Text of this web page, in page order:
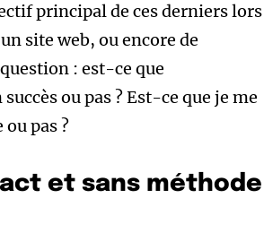
principal de ces derniers lors
site web, ou encore de
: est-ce que
ou pas ? Est-ce que je me
pas ?
et sans méthode